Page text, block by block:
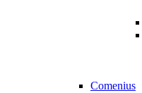
Comenius